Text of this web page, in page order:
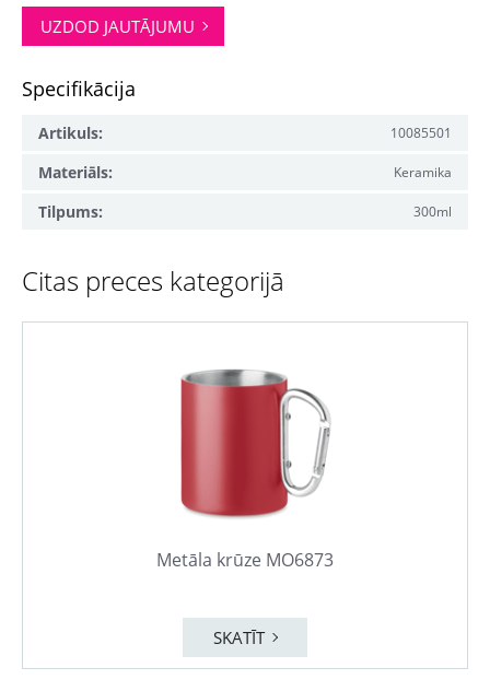
UZDOD JAUTĀJUMU
Specifikācija
Artikuls: 10085501
Materiāls: Keramika
Tilpums: 300ml
Citas preces kategorijā
Metāla krūze MO6873
SKATĪT